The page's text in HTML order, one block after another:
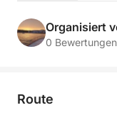
unseres
erwartet Sie ein
Organisiert
0 Bewertungen
Route